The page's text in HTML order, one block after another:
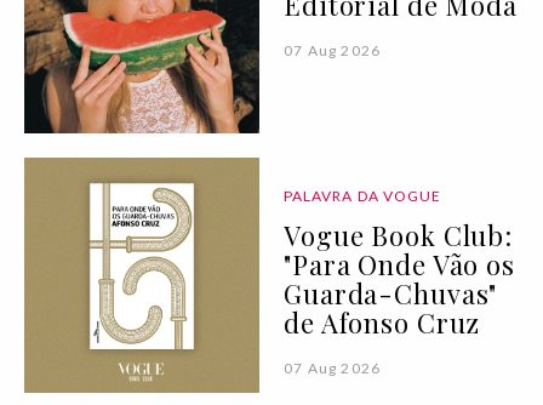
07 Aug 2026
PALAVRA DA VOGUE
Vogue Book Club:
"Para Onde Vão os
Guarda-Chuvas"
de Afonso Cruz
07 Aug 2026